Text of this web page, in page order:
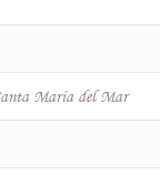
María del Mar